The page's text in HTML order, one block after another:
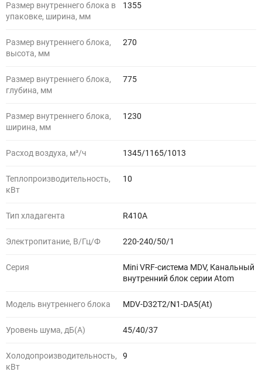
Размер внутреннего блока в
упаковке, ширина, мм
1355
Размер внутреннего блока,
высота, мм
270
Размер внутреннего блока,
глубина, мм
775
Размер внутреннего блока,
ширина, мм
1230
Расход воздуха, м³/ч 1345/1165/1013
Теплопроизводительность,
кВт
10
Тип хладагента R410A
Электропитание, В/Гц/Ф 220-240/50/1
Серия
Mini VRF-система MDV, Канальный
внутренний блок серии Atom
Модель внутреннего блока MDV-D32T2/N1-DA5(At)
Уровень шума, дБ(A) 45/40/37
Холодопроизводительность,
кВт
9